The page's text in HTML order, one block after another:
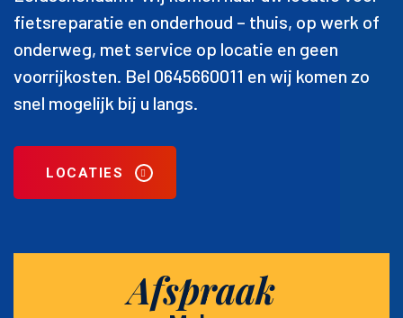
fietsreparatie en onderhoud – thuis, op werk of
onderweg, met service op locatie en geen
voorrijkosten. Bel 0645660011 en wij komen zo
snel mogelijk bij u langs.
LOCATIES
Afspraak